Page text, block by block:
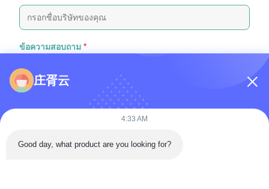
ข้อความสอบถาม *
แนบไฟล์
庄胥云
4:33 AM
Good day, what product are you looking for?